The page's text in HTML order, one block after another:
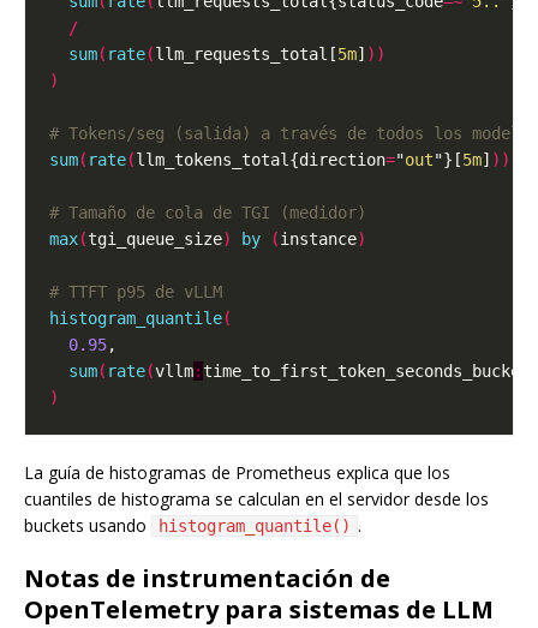
/
sum( rate(llm_requests_total[5m] ))
)
# Tokens/seg (salida) a través de todos los modelos
sum( rate(llm_tokens_total{direction="out"}[5m] ))
# Tamaño de cola de TGI (medidor)
max(tgi_queue_size) by (instance)
# TTFT p95 de vLLM
histogram_quantile(
0.95
sum( rate(vllm: time_to_first_token_seconds_bucket[
)
La guía de histogramas de Prometheus explica que los
cuantiles de histograma se calculan en el servidor desde los
buckets usando
histogram_quantile() .
Notas de instrumentación de
OpenTelemetry para sistemas de LLM